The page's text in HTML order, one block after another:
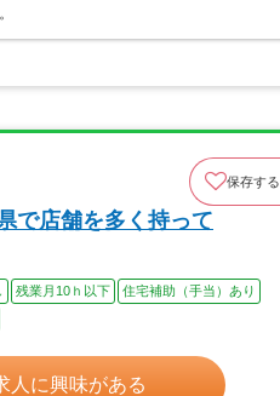
保存する
で店舗を多く持って
残業月10ｈ以下
住宅補助（手当）あり
人に興味がある